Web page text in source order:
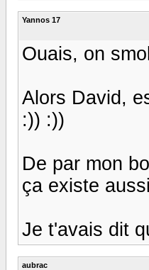
Yannos 17
Ouais, on
Alors David,
:)) :))
De par mon
ça existe
Je t'avais dit
aubrac